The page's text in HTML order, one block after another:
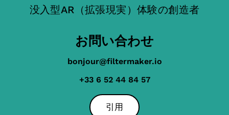
没入型AR（拡張現実）体験の創造者
お問い合わせ
bonjour@filtermaker.io
+33 6 52 44 84 57
引用